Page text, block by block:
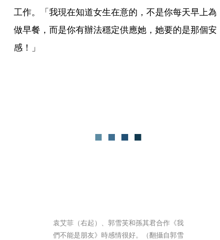
工作。「我現在知道女生在意的，不是你每天早上為
做早餐，而是你有辦法穩定供應她，她要的是那個安
感！」
袁艾菲（右起）、郭雪芙和孫其君合作《我
們不能是朋友》時感情很好。（翻攝自郭雪